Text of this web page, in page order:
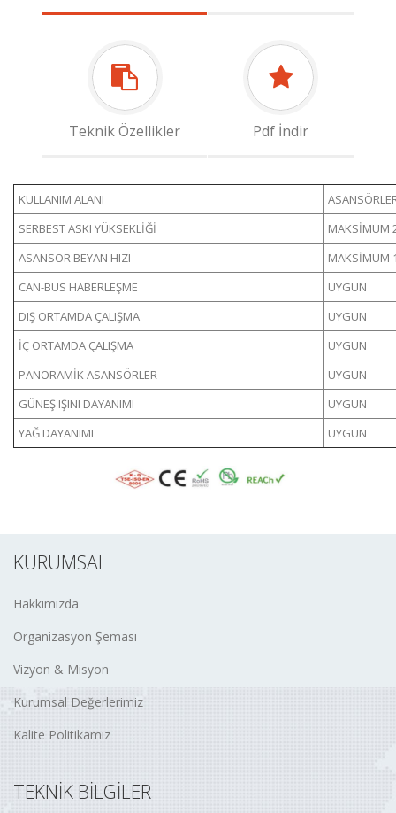
Teknik Özellikler Pdf İndir
KULLANIM ALANI
SERBEST ASKI YÜKSEKLİĞİ
MAKSİMUM
ASANSÖR BEYAN HIZI
MAKSİMUM
CAN-BUS HABERLEŞME
UYGUN
DIŞ ORTAMDA ÇALIŞMA
UYGUN
İÇ ORTAMDA ÇALIŞMA
UYGUN
PANORAMİK ASANSÖRLER
UYGUN
GÜNEŞ IŞINI DAYANIMI
UYGUN
YAĞ DAYANIMI
UYGUN
KURUMSAL
Hakkımızda
Organizasyon Şeması
Vizyon & Misyon
Kurumsal Değerlerimiz
Kalite Politikamız
TEKNİK BİLGİLER